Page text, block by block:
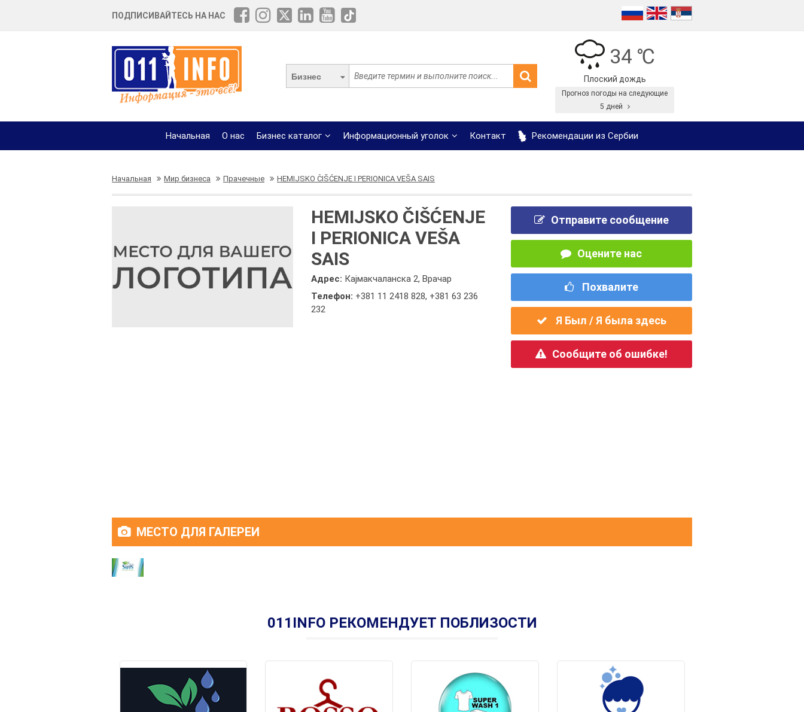
ПОДПИСИВАЙТЕСЬ НА НАС
Бизнес
34 ℃
Плоский дождь
Прогноз погоды на следующие
5 дней
Начальная О нас Бизнес каталог Информационный уголок Контакт Рекомендации из Сербии
Начальная Мир бизнеса Прачечные HEMIJSKO ČIŠĆENJE I PERIONICA VEŠA SAIS
HEMIJSKO ČIŠĆENJE
I PERIONICA VEŠA
SAIS
Адрес: Кајмакчаланска 2, Врачар
Телефон: +381 11 2418 828, +381 63 236
232
Отправите сообщение
Оцените нас
Похвалите
Я Был / Я была здесь
Сообщите об ошибке!
МЕСТО ДЛЯ ГАЛЕРЕИ
011INFO РЕКОМЕНДУЕТ ПОБЛИЗОСТИ